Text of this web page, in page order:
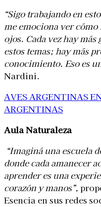
“Sigo trabajando en
me emociona ver
ojos. Cada vez hay más
estos temas; hay más
conocimiento. Eso es
Nardini.
AVES ARGENTINAS
ARGENTINAS
Aula Naturaleza
“Imaginá una escuela
donde cada amanecer
aprender es una
corazón y manos”,
Esencia en sus redes